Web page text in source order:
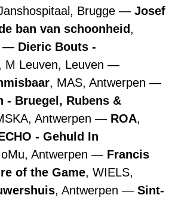
Brugge
Josef
ban van schoonheid,
Dieric Bouts -
M Leuven, Leuven
, MAS, Antwerpen
- Bruegel, Rubens &
Antwerpen ROA,
- Gehuld In
Antwerpen
Francis
of the Game, WIELS,
, Antwerpen
Sint-